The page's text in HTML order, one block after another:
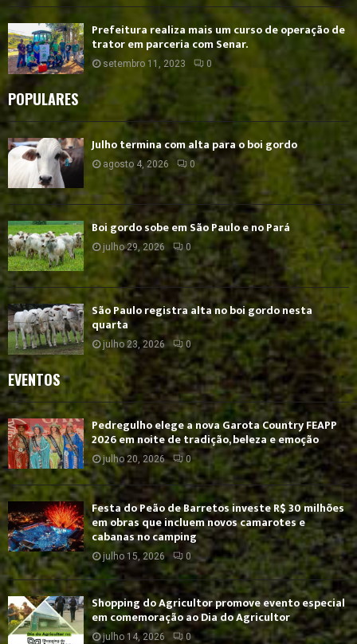
Prefeitura realiza mais um curso de operação de
trator em parceria com Senar.
setembro 11, 2023 0
POPULARES
Julho termina com alta para o boi gordo
agosto 4, 2026 0
Boi gordo sobe em São Paulo e no Pará
julho 29, 2026 0
São Paulo registra alta no boi gordo nesta
quarta
julho 23, 2026 0
EVENTOS
Pedregulho elege a nova Garota Country FEAPP
2026 em noite de tradição, beleza e emoção
julho 20, 2026 0
Festa do Peão de Barretos investe R$ 30 milhões
em obras que incluem novos camarotes e
cabanas no camping
julho 15, 2026 0
Shopping do Agricultor promove evento especial
em comemoração ao Dia do Agricultor
julho 14, 2026 0